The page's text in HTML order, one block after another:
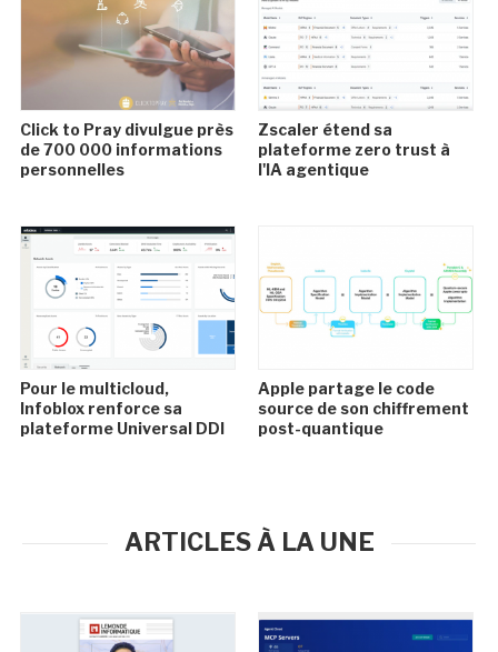
Click to Pray divulgue près
de 700 000 informations
personnelles
Zscaler étend sa
plateforme zero trust à
l'IA agentique
Pour le multicloud,
Infoblox renforce sa
plateforme Universal DDI
Apple partage le code
source de son chiffrement
post-quantique
ARTICLES À LA UNE